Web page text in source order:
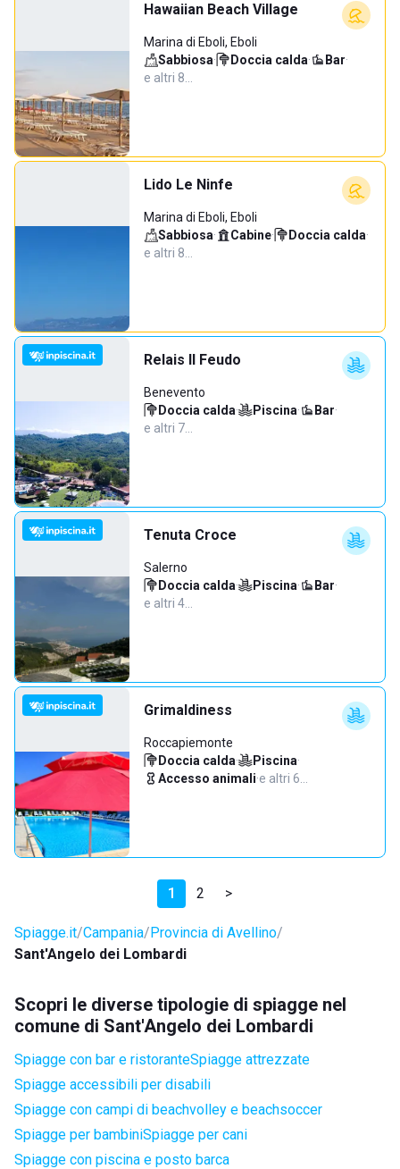
Hawaiian Beach Village
Marina di Eboli, Eboli
Sabbiosa· Doccia calda· Bar·
e altri 8…
Lido Le Ninfe
Marina di Eboli, Eboli
Sabbiosa· Cabine· Doccia calda·
e altri 8…
Relais Il Feudo
Benevento
Doccia calda· Piscina· Bar·
e altri 7…
Tenuta Croce
Salerno
Doccia calda· Piscina· Bar·
e altri 4…
Grimaldiness
Roccapiemonte
Doccia calda· Piscina·
Accesso animali·e altri 6…
1 2 >
Spiagge.it Campania Provincia di Avellino
Sant'Angelo dei Lombardi
Scopri le diverse tipologie di spiagge nel
comune di Sant'Angelo dei Lombardi
Spiagge con bar e ristoranteSpiagge attrezzate
Spiagge accessibili per disabili
Spiagge con campi di beachvolley e beachsoccer
Spiagge per bambiniSpiagge per cani
Spiagge con piscina e posto barca